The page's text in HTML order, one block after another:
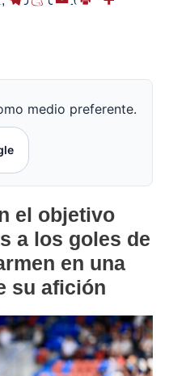
medio preferente.
el objetivo
a los goles de
en una
su afición